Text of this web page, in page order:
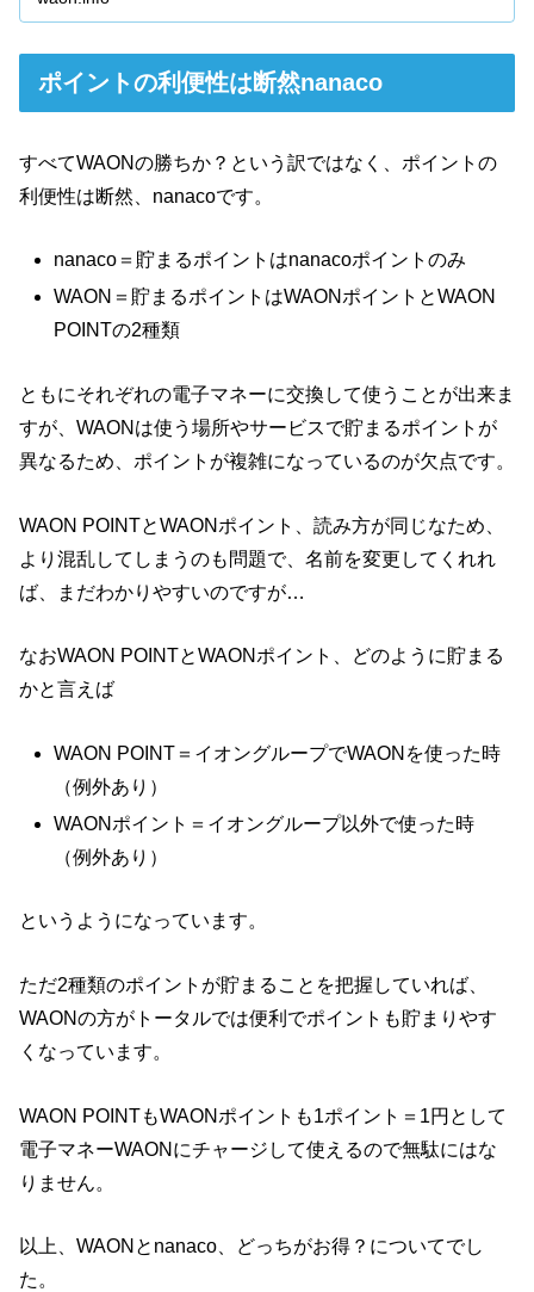
ポイントの利便性は断然nanaco
すべてWAONの勝ちか？という訳ではなく、ポイントの
利便性は断然、nanacoです。
nanaco＝貯まるポイントはnanacoポイントのみ
WAON＝貯まるポイントはWAONポイントとWAON
POINTの2種類
ともにそれぞれの電子マネーに交換して使うことが出来ま
すが、WAONは使う場所やサービスで貯まるポイントが
異なるため、ポイントが複雑になっているのが欠点です。
WAON POINTとWAONポイント、読み方が同じなため、
より混乱してしまうのも問題で、名前を変更してくれれ
ば、まだわかりやすいのですが…
なおWAON POINTとWAONポイント、どのように貯まる
かと言えば
WAON POINT＝イオングループでWAONを使った時
（例外あり）
WAONポイント＝イオングループ以外で使った時
（例外あり）
というようになっています。
ただ2種類のポイントが貯まることを把握していれば、
WAONの方がトータルでは便利でポイントも貯まりやす
くなっています。
WAON POINTもWAONポイントも1ポイント＝1円として
電子マネーWAONにチャージして使えるので無駄にはな
りません。
以上、WAONとnanaco、どっちがお得？についてでし
た。